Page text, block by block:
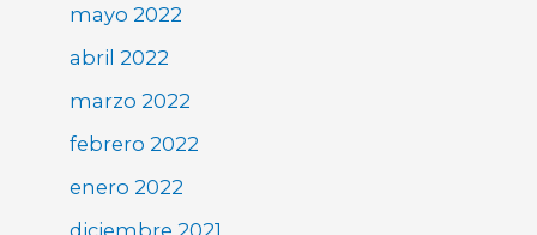
mayo 2022
abril 2022
marzo 2022
febrero 2022
enero 2022